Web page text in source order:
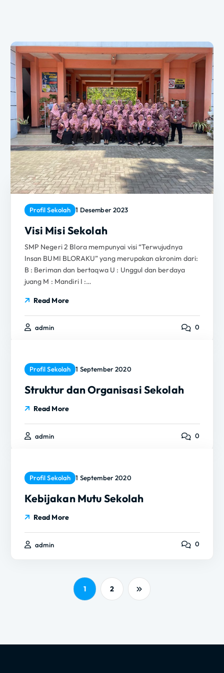
Profil Sekolah 1 Desember 2023
Visi Misi Sekolah
SMP Negeri 2 Blora mempunyai visi “Terwujudnya
Insan BUMI BLORAKU” yang merupakan akronim dari:
B : Beriman dan bertaqwa U : Unggul dan berdaya
juang M : Mandiri I :…
Read More
admin 0
Profil Sekolah 1 September 2020
Struktur dan Organisasi Sekolah
Read More
admin 0
Profil Sekolah 1 September 2020
Kebijakan Mutu Sekolah
Read More
admin 0
1 2